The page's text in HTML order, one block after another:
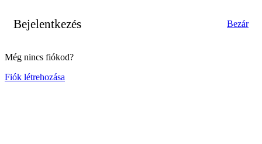
Bejelentkezés Bezár
Még nincs fiókod?
Fiók létrehozása